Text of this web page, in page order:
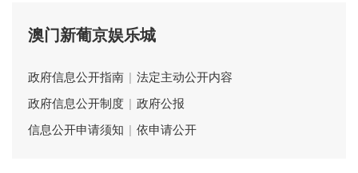
澳门新葡京娱乐城
政府信息公开指南 | 法定主动公开内容
政府信息公开制度 | 政府公报
信息公开申请须知 | 依申请公开